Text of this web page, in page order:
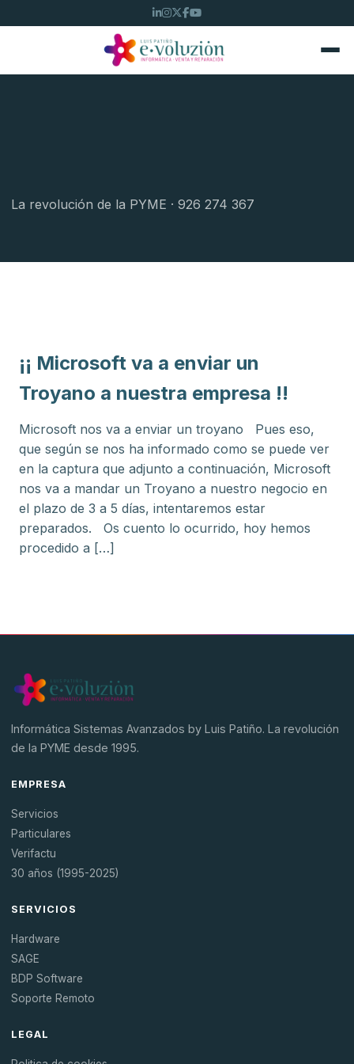
Hardware
Software
SAGE
BDP
La revolución de la PYME · 926 274 367
¡¡ Microsoft va a enviar un
Troyano a nuestra empresa !!
Microsoft nos va a enviar un troyano Pues eso,
que según se nos ha informado como se puede ver
en la captura que adjunto a continuación, Microsoft
nos va a mandar un Troyano a nuestro negocio en
el plazo de 3 a 5 días, intentaremos estar
preparados. Os cuento lo ocurrido, hoy hemos
procedido a […]
Informática Sistemas Avanzados by Luis Patiño. La revolución
de la PYME desde 1995.
EMPRESA
Servicios
Particulares
Verifactu
30 años (1995-2025)
SERVICIOS
Hardware
SAGE
BDP Software
Soporte Remoto
LEGAL